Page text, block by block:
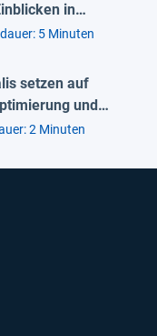
in
Fuhrparks
5 Minuten
setzen auf
und
2 Minuten